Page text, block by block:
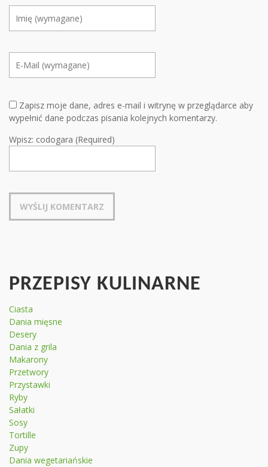
Zapisz moje dane, adres e-mail i witrynę w przeglądarce aby
wypełnić dane podczas pisania kolejnych komentarzy.
Wpisz: codogara (Required)
PRZEPISY KULINARNE
Ciasta
Dania mięsne
Desery
Dania z grila
Makarony
Przetwory
Przystawki
Ryby
Sałatki
Sosy
Tortille
Zupy
Dania wegetariańskie